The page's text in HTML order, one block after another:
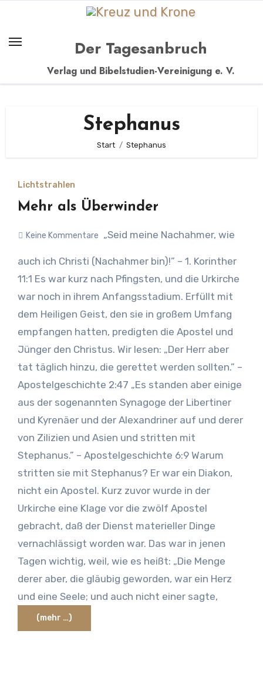
springen
Der Tagesanbruch
Verlag und Bibelstudien-Vereinigung e. V.
Stephanus
Start Stephanus
Lichtstrahlen
Mehr als Überwinder
Keine Kommentare „Seid meine Nachahmer, wie
auch ich Christi (Nachahmer bin)!” – 1. Korinther
11:1 Es war kurz nach Pfingsten, und die Urkirche
war noch in ihrem Anfangsstadium. Erfüllt mit
dem Heiligen Geist, den sie in großem Umfang
empfangen hatten, predigten die Apostel und
Jünger den Christus. Wir lesen: „Der Herr aber
tat täglich hinzu, die gerettet werden sollten.” –
Apostelgeschichte 2:47 „Es standen aber einige
aus der sogenannten Synagoge der Libertiner
und Kyrenäer und der Alexandriner auf und derer
von Zilizien und Asien und stritten mit
Stephanus.” – Apostelgeschichte 6:9 Warum
stritten sie mit Stephanus? Er war ein Diakon,
nicht ein Apostel. Kurz zuvor wurde in der
Urkirche eine Klage vor die zwölf Apostel
gebracht, daß der Dienst materieller Dinge
vernachlässigt worden war. Das war in jenen
Tagen wichtig, weil, wie es heißt: „Die Menge
derer aber, die gläubig geworden, war ein Herz
und eine Seele; und auch nicht einer sagte,
(mehr …)